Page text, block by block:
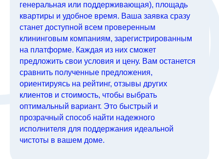
генеральная или поддерживающая), площадь
квартиры и удобное время. Ваша заявка сразу
станет доступной всем проверенным
клининговым компаниям, зарегистрированным
на платформе. Каждая из них сможет
предложить свои условия и цену. Вам останется
сравнить полученные предложения,
ориентируясь на рейтинг, отзывы других
клиентов и стоимость, чтобы выбрать
оптимальный вариант. Это быстрый и
прозрачный способ найти надежного
исполнителя для поддержания идеальной
чистоты в вашем доме.